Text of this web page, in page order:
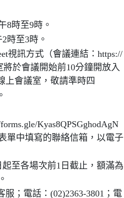
8時至9時。
時至3時。
視訊方式（會議連結：https://
將於會議開始前10分鐘開放入
上會議室，敬請準時四
Kyas8QPSGghodAgN
單中填寫的聯絡信箱，以電子
至各場次前1日截止，額滿為
；電話：(02)2363-3801；電